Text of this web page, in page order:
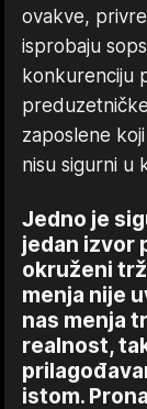
ovakve,
isprobaju
konkurenciju
zaposlene
nisu sigurni u
Jedno je
jedan izvor
okruženi
menja nije
nas menja
realnost,
istom.